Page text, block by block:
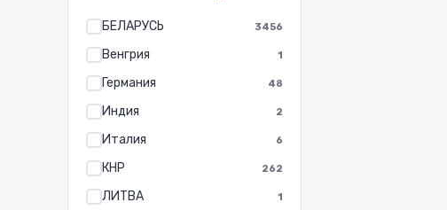
БЕЛАРУСЬ 3456
Венгрия 1
Германия 48
Индия 2
Италия 6
КНР 262
ЛИТВА 1